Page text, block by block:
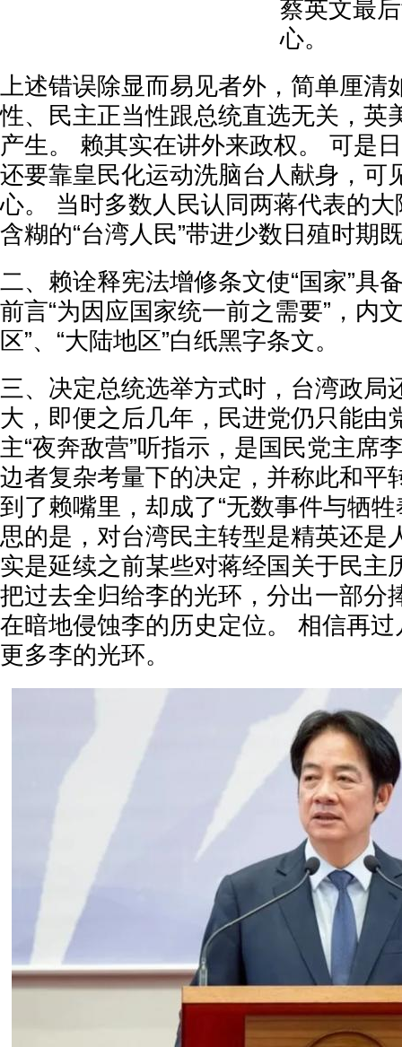
蔡英文最
心。
上述错误除显而易见者外，简单厘清
性、民主正当性跟总统直选无关，英
产生。 赖其实在讲外来政权。 可是
还要靠皇民化运动洗脑台人献身，可
心。 当时多数人民认同两蒋代表的
含糊的“台湾人民”带进少数日殖时期
二、赖诠释宪法增修条文使“国家”具
前言“为因应国家统一前之需要”，内
区”、“大陆地区”白纸黑字条文。
三、决定总统选举方式时，台湾政局
大，即便之后几年，民进党仍只能由
主“夜奔敌营”听指示，是国民党主席
边者复杂考量下的决定，并称此和平
到了赖嘴里，却成了“无数事件与牺
思的是，对台湾民主转型是精英还是
实是延续之前某些对蒋经国关于民主
把过去全归给李的光环，分出一部分
在暗地侵蚀李的历史定位。 相信再
更多李的光环。